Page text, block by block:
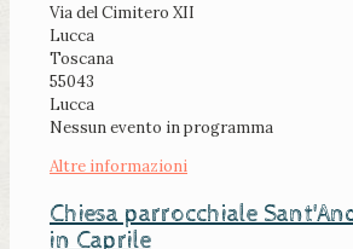
Via del Cimitero XII
Lucca
Toscana
55043
Lucca
Nessun evento in programma
Altre informazioni
Chiesa parrocchiale
in Caprile